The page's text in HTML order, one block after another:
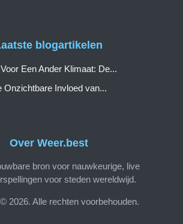
Over Weer.best
bron voor nauwkeurige, live
voor steden wereldwijd.
2026. Alle rechten voorbehouden.
blogartikelen
Een Ander Klimaat: De...
Onzichtbare Invloed van...